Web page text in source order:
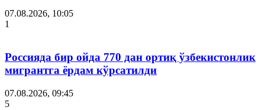
07.08.2026, 10:05
1
Россияда бир ойда 770 дан ортиқ ўзбекистонлик
мигрантга ёрдам кўрсатилди
07.08.2026, 09:45
5